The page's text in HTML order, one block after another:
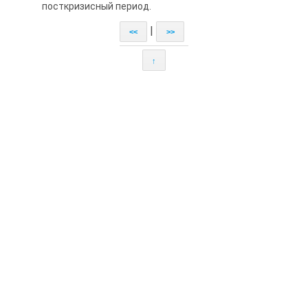
посткризисный период.
<< >>
↑